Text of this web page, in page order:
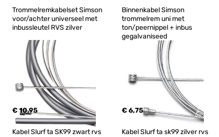
Trommelremkabelset Simson
voor/achter universeel met
inbussleutel RVS zilver
€ 10,95
Binnenkabel Simson
trommelrem uni met
ton/peernippel + inbus
gegalvaniseed
€ 6,75
Kabel Slurf ta SK99 zwart rvs
Kabel Slurf ta sk99 zilver rvs